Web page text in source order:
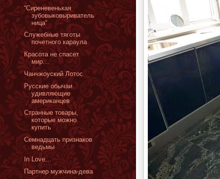
“Сиреневенькая
зубовыковыриватель
ница”
Служебные тяготы
почетного караула
Красота не спасет
мир…
Чанчжоуский Лотос
Русские обычаи
удивляющие
американцев
Странные товары,
которые можно
купить
Семнадцать признаков
ведьмы
In Love…
Партнер мужчина-дева